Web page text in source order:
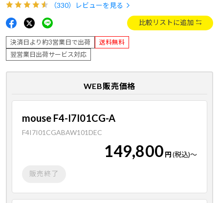
（330） レビューを見る
比較リストに追加
決済日より約3営業日で出荷
送料無料
翌営業日出荷サービス対応
WEB販売価格
mouse F4-I7I01CG-A
F4I7I01CGABAW101DEC
149,800 円(税込)～
販売終了